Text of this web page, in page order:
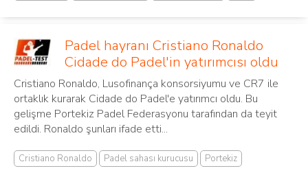
Padel hayranı Cristiano Ronaldo
Cidade do Padel'in yatırımcısı oldu
Cristiano Ronaldo, Lusofinança konsorsiyumu ve CR7 ile
ortaklık kurarak Cidade do Padel'e yatırımcı oldu. Bu
gelişme Portekiz Padel Federasyonu tarafından da teyit
edildi. Ronaldo şunları ifade etti...
Cristiano Ronaldo Padel sahası kurucusu Portekiz